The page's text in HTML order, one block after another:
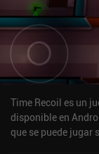
Time Recoil es un
disponible en
que se puede jugar